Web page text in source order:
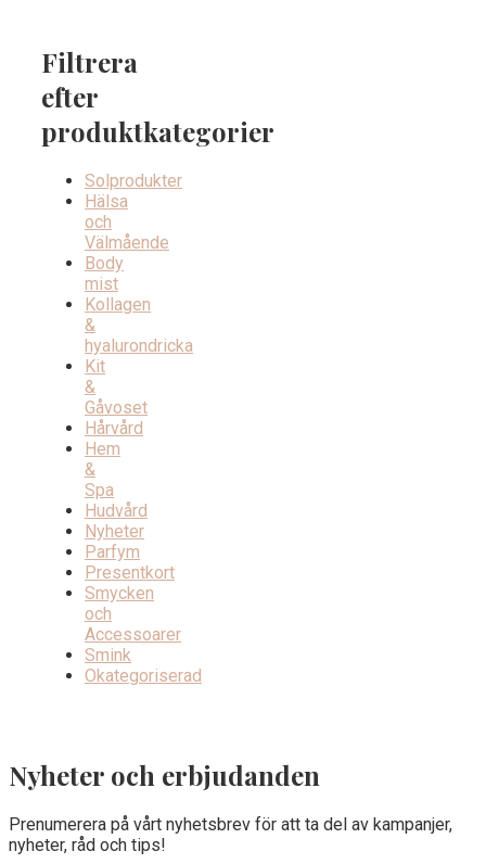
Filtrera
efter
produktkategorier
Solprodukter
Hälsa
och
Välmående
Body
mist
Kollagen
&
hyalurondricka
Kit
&
Gåvoset
Hårvård
Hem
&
Spa
Hudvård
Nyheter
Parfym
Presentkort
Smycken
och
Accessoarer
Smink
Okategoriserad
Nyheter och erbjudanden
Prenumerera på vårt nyhetsbrev för att ta del av kampanjer,
nyheter, råd och tips!